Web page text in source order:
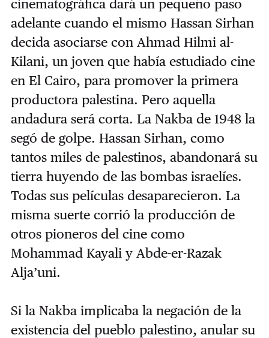
cinematográfica dará un pequeño paso
adelante cuando el mismo Hassan Sirhan
decida asociarse con Ahmad Hilmi al-
Kilani, un joven que había estudiado cine
en El Cairo, para promover la primera
productora palestina. Pero aquella
andadura será corta. La Nakba de 1948 la
segó de golpe. Hassan Sirhan, como
tantos miles de palestinos, abandonará su
tierra huyendo de las bombas israelíes.
Todas sus películas desaparecieron. La
misma suerte corrió la producción de
otros pioneros del cine como
Mohammad Kayali y Abde-er-Razak
Alja’uni.
Si la Nakba implicaba la negación de la
existencia del pueblo palestino, anular su